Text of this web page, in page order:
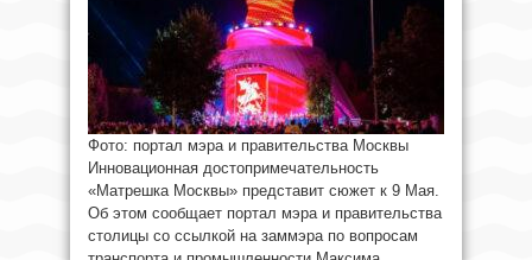
Фото: портал мэра и правительства Москвы
Инновационная достопримечательность
«Матрешка Москвы» представит сюжет к 9 Мая.
Об этом сообщает портал мэра и правительства
столицы со ссылкой на заммэра по вопросам